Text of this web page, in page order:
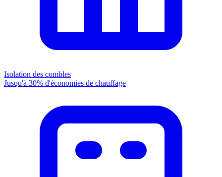
Isolation des combles
Jusqu'à 30% d'économies de chauffage